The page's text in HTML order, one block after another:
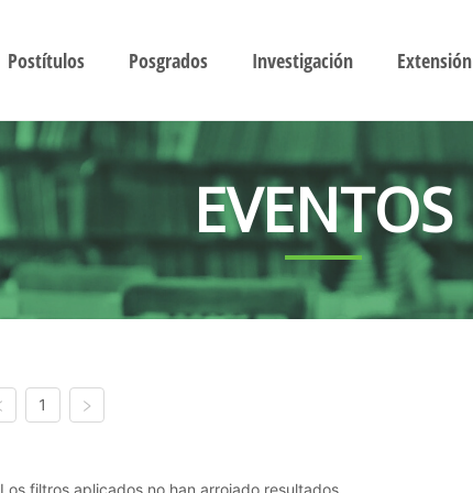
Postítulos Posgrados Investigación Extensión
EVENTOS
1
Los filtros aplicados no han arrojado resultados